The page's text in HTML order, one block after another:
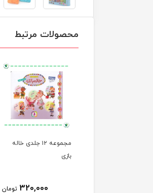
محصولات مرتبط
مجموعه ۱۲ جلدی خاله
بازی
320,000 تومان